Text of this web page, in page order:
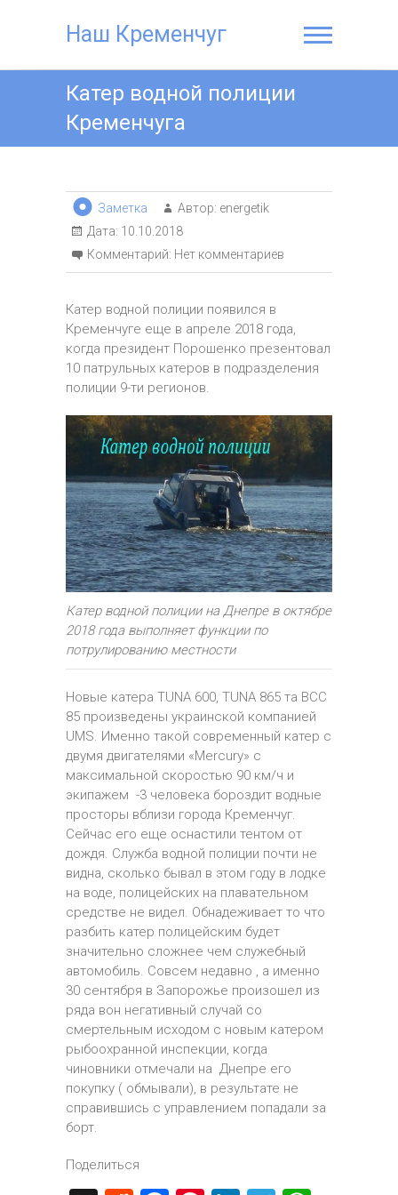
Наш Кременчуг
Катер водной полиции
Кременчуга
Заметка Автор: energetik
Дата: 10.10.2018
Комментарий: Нет комментариев
Катер водной полиции появился в
Кременчуге еще в апреле 2018 года,
когда президент Порошенко презентовал
10 патрульных катеров в подразделения
полиции 9-ти регионов.
Катер водной полиции на Днепре в октябре
2018 года выполняет функции по
потрулированию местности
Новые катера TUNA 600, TUNA 865 та ВСС
85 произведены украинской компанией
UMS. Именно такой современный катер с
двумя двигателями «Mercury» с
максимальной скоростью 90 км/ч и
экипажем -3 человека бороздит водные
просторы вблизи города Кременчуг.
Сейчас его еще оснастили тентом от
дождя. Служба водной полиции почти не
видна, сколько бывал в этом году в лодке
на воде, полицейских на плавательном
средстве не видел. Обнадеживает то что
разбить катер полицейским будет
значительно сложнее чем служебный
автомобиль. Совсем недавно , а именно
30 сентября в Запорожье произошел из
ряда вон негативный случай со
смертельным исходом с новым катером
рыбоохранной инспекции, когда
чиновники отмечали на Днепре его
покупку ( обмывали), в результате не
справившись с управлением попадали за
борт.
Поделиться